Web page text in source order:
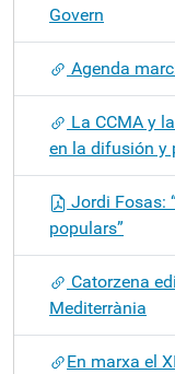
Govern
Agenda
La CCMA y
en la difusión y
Jordi Fosas:
populars”
Catorzena
Mediterrània
​En marxa el